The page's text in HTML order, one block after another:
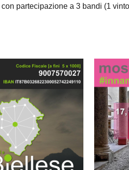
con partecipazione a 3 bandi (1